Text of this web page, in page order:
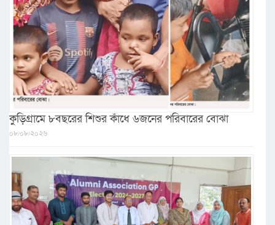
কুড়িগ্রামে ৮বছরের শিশুর কাঁধে ৬জনের পরিবারের বোঝা
০৮/০৮/২০২৬